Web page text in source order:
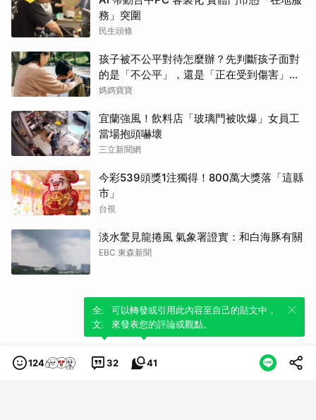
務」突圍
民生頭條
孩子被不公平對待怎麼辦？先判斷孩子面對
的是「不公平」，還是「正在受到傷害」？
處理方式完全不同
媽媽寶寶
宜蘭強風！飲料店「玻璃門被吹爆」女員工
當場抱頭嚇壞
三立新聞網
今彩539頭獎1注獨得！800萬大獎落「這縣
市」
台視
淡水驚見龍捲風 氣象署證實：和白海豚有關
EBC 東森新聞
124 32
全新體驗！一鍵引用此內容，透過發布貼
文來輕鬆表達個人立場。
41
可以轉發或引用此內容至自己的貼文中，
來發表您的評論或觀點。